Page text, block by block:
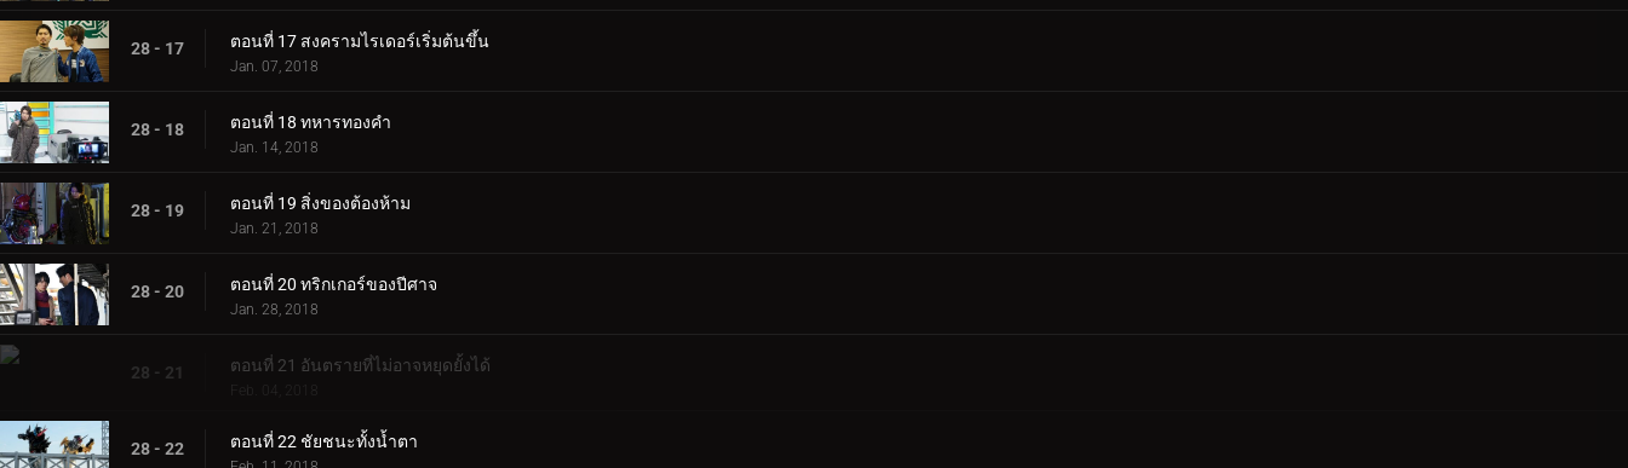
28 - 17 ตอนที่ 17 สงครามไรเดอร์เริ่มต้นขึ้น
Jan. 07, 2018
28 - 18 ตอนที่ 18 ทหารทองคำ
Jan. 14, 2018
28 - 19 ตอนที่ 19 สิ่งของต้องห้าม
Jan. 21, 2018
28 - 20 ตอนที่ 20 ทริกเกอร์ของปีศาจ
Jan. 28, 2018
28 - 21 ตอนที่ 21 อันตรายที่ไม่อาจหยุดยั้งได้
Feb. 04, 2018
28 - 22 ตอนที่ 22 ชัยชนะทั้งน้ำตา